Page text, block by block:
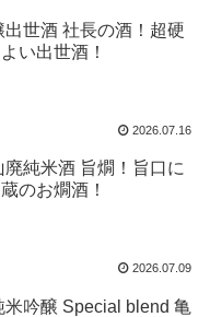
出世酒 社長の酒！超硬
い出世酒！
2026.07.16
廃純米酒 旨燗！旨口に
のお燗酒！
2026.07.09
米吟醸 Special blend 亀